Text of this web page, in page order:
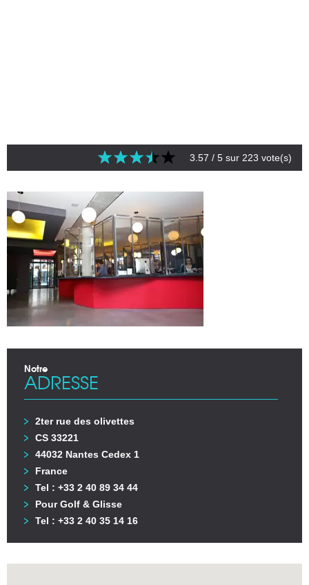
3.57 / 5 sur 223 vote(s)
Notre
ADRESSE
2ter rue des olivettes
CS 33221
44032 Nantes Cedex 1
France
Tel : +33 2 40 89 34 44
Pour Golf & Glisse
Tel : +33 2 40 35 14 16